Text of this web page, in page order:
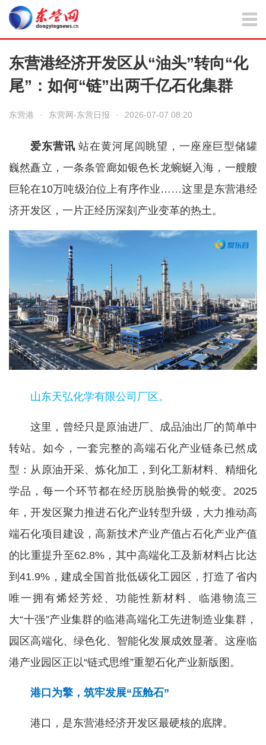
东营港经济开发区从“油头”转向“化
尾”：如何“链”出两千亿石化集群
东营港 · 东营网-东营日报 · 2026-07-07 08:20
爱东营讯 站在黄河尾闾眺望，一座座巨型储罐
巍然矗立，一条条管廊如银色长龙蜿蜒入海，一艘艘
巨轮在10万吨级泊位上有序作业……这里是东营港经
济开发区，一片正经历深刻产业变革的热土。
山东天弘化学有限公司厂区。
这里，曾经只是原油进厂、成品油出厂的简单中
转站。如今，一套完整的高端石化产业链条已然成
型：从原油开采、炼化加工，到化工新材料、精细化
学品，每一个环节都在经历脱胎换骨的蜕变。2025
年，开发区聚力推进石化产业转型升级，大力推动高
端石化项目建设，高新技术产业产值占石化产业产值
的比重提升至62.8%，其中高端化工及新材料占比达
到41.9%，建成全国首批低碳化工园区，打造了省内
唯一拥有烯烃芳烃、功能性新材料、临港物流三
大“十强”产业集群的临港高端化工先进制造业集群，
园区高端化、绿色化、智能化发展成效显著。这座临
港产业园区正以“链式思维”重塑石化产业新版图。
港口为擎，筑牢发展“压舱石”
港口，是东营港经济开发区最硬核的底牌。